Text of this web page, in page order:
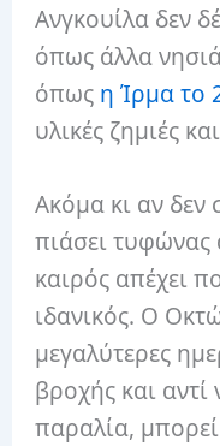
Ανγκουίλα δεν
όπως άλλα
όπως η Ίρμα το
υλικές ζημιές
Ακόμα κι αν δεν
πιάσει τυφώνας
καιρός απέχει
ιδανικός. Ο
μεγαλύτερες
βροχής και
παραλία,